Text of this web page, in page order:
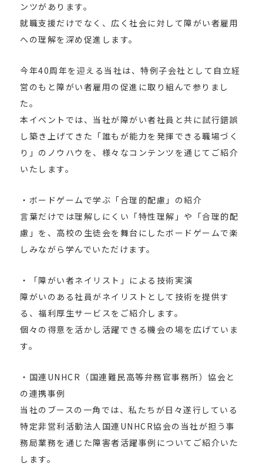
ンツがあります。
就職支援だけでなく、広く社会に対して障がい者雇用
への理解を深め促進します。
今年40周年を迎える当社は、特例子会社として自立経
営のもと障がい者雇用の促進に取り組んで参りまし
た。
本イベントでは、当社が障がい者社員と共に試行錯誤
し築き上げてきた「誰もが能力を発揮できる職場づく
り」のノウハウを、様々なコンテンツを通じてご紹介
いたします。
・ボードゲームで学ぶ「合理的配慮」の紹介
言葉だけでは理解しにくい「特性理解」や「合理的配
慮」を、高校の生徒会を舞台にしたボードゲームで楽
しみながら学んでいただけます。
・「障がい者ネイリスト」による技術実演
障がいのある社員がネイリストとして技術を提供す
る、福利厚生サービスをご紹介します。
個々の得意を活かし活躍できる機会の場を広げていま
す。
・国連UNHCR（国連難民高等弁務官事務所）協会と
の連携事例
当社のブースの一角では、私たちが日々遂行している
特定非営利活動法人国連UNHCR協会の当社が担う事
務局業務を通じた障害者活躍事例についてご紹介いた
します。